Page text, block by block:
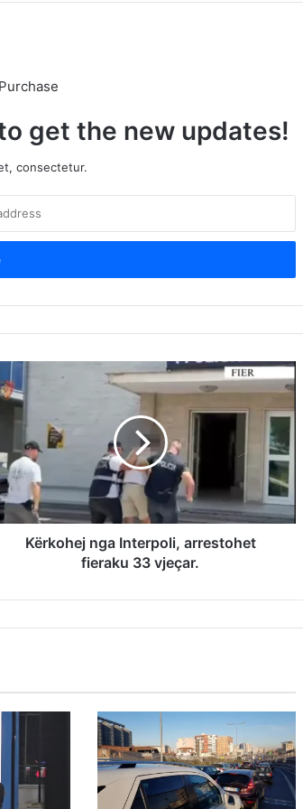
get the new updates!
consectetur.
Kërkohej nga Interpoli, arrestohet
fieraku 33 vjeçar.